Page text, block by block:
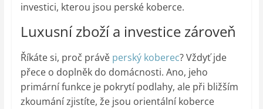
investici, kterou jsou perské koberce.
Luxusní zboží a investice zároveň
Říkáte si, proč právě perský koberec? Vždyť jde
přece o doplněk do domácnosti. Ano, jeho
primární funkce je pokrytí podlahy, ale při bližším
zkoumání zjistíte, že jsou orientální koberce